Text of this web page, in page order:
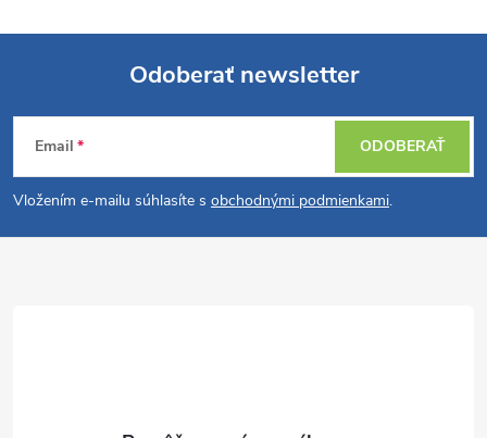
Z
á
p
Odoberať newsletter
Email
Vložením e-mailu súhlasíte s obchodnými podmienkami.
ODOBERAŤ